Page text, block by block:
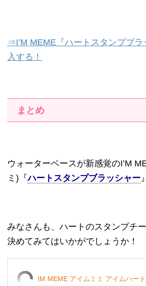
⇒I’M MEME『ハートスタンプブ
入する！
まとめ
ウォーターベースが新感覚のI’M
ミ)『ハートスタンプブラッシャー
みなさんも、ハートのスタンプチ
決めてみてはいかがでしょうか！
IM MEME アイムミミ アイムハー